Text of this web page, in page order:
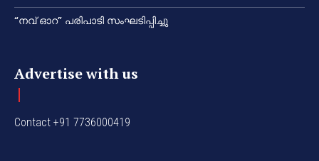
“നവ് ഓറ” പരിപാടി സംഘടിപ്പിച്ചു
Advertise with us
Contact +91 7736000419